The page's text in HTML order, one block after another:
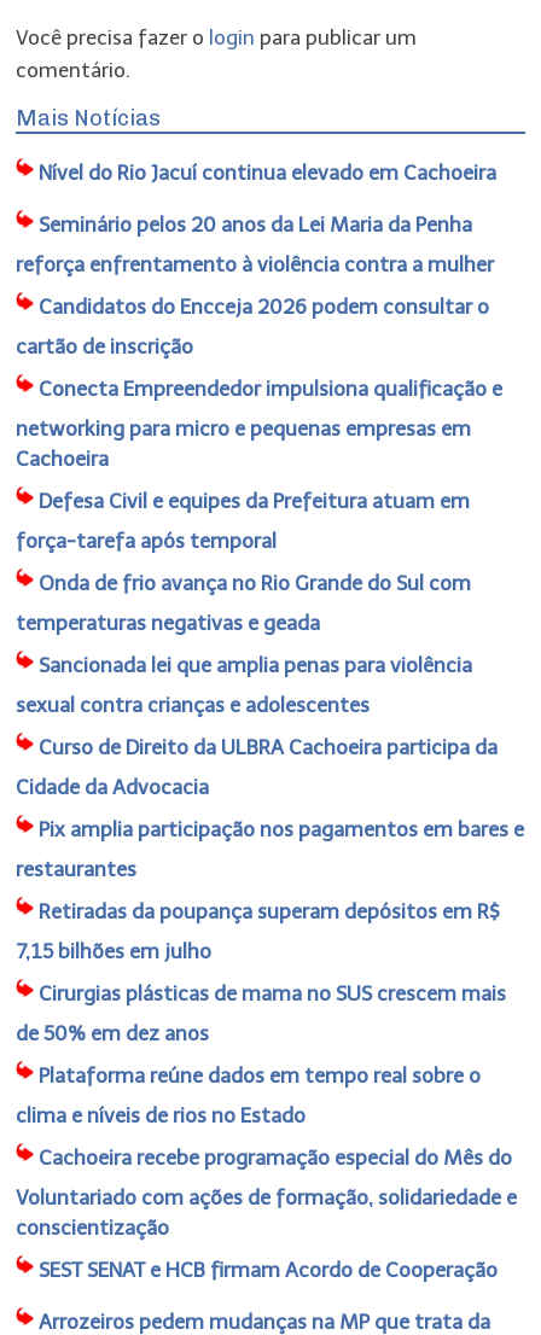
Você precisa fazer o login para publicar um
comentário.
Mais Notícias
Nível do Rio Jacuí continua elevado em Cachoeira
Seminário pelos 20 anos da Lei Maria da Penha
reforça enfrentamento à violência contra a mulher
Candidatos do Encceja 2026 podem consultar o
cartão de inscrição
Conecta Empreendedor impulsiona qualificação e
networking para micro e pequenas empresas em
Cachoeira
Defesa Civil e equipes da Prefeitura atuam em
força-tarefa após temporal
Onda de frio avança no Rio Grande do Sul com
temperaturas negativas e geada
Sancionada lei que amplia penas para violência
sexual contra crianças e adolescentes
Curso de Direito da ULBRA Cachoeira participa da
Cidade da Advocacia
Pix amplia participação nos pagamentos em bares e
restaurantes
Retiradas da poupança superam depósitos em R$
7,15 bilhões em julho
Cirurgias plásticas de mama no SUS crescem mais
de 50% em dez anos
Plataforma reúne dados em tempo real sobre o
clima e níveis de rios no Estado
Cachoeira recebe programação especial do Mês do
Voluntariado com ações de formação, solidariedade e
conscientização
SEST SENAT e HCB firmam Acordo de Cooperação
Arrozeiros pedem mudanças na MP que trata da